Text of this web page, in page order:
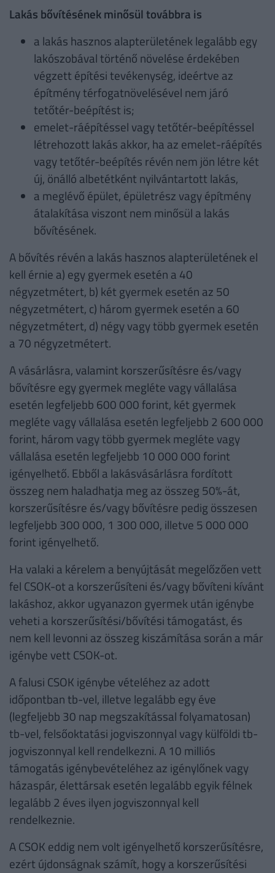
Lakás bővítésének minősül továbbra is
a lakás hasznos alapterületének legalább egy
lakószobával történő növelése érdekében
végzett építési tevékenység, ideértve az
építmény térfogatnövelésével nem járó
tetőtér-beépítést is;
emelet-ráépítéssel vagy tetőtér-beépítéssel
létrehozott lakás akkor, ha az emelet-ráépítés
vagy tetőtér-beépítés révén nem jön létre két
új, önálló albetétként nyilvántartott lakás,
a meglévő épület, épületrész vagy építmény
átalakítása viszont nem minősül a lakás
bővítésének.
A bővítés révén a lakás hasznos alapterületének el
kell érnie a) egy gyermek esetén a 40
négyzetmétert, b) két gyermek esetén az 50
négyzetmétert, c) három gyermek esetén a 60
négyzetmétert, d) négy vagy több gyermek esetén
a 70 négyzetmétert.
A vásárlásra, valamint korszerűsítésre és/vagy
bővítésre egy gyermek megléte vagy vállalása
esetén legfeljebb 600 000 forint, két gyermek
megléte vagy vállalása esetén legfeljebb 2 600 000
forint, három vagy több gyermek megléte vagy
vállalása esetén legfeljebb 10 000 000 forint
igényelhető. Ebből a lakásvásárlásra fordított
összeg nem haladhatja meg az összeg 50%-át,
korszerűsítésre és/vagy bővítésre pedig összesen
legfeljebb 300 000, 1 300 000, illetve 5 000 000
forint igényelhető.
Ha valaki a kérelem a benyújtását megelőzően vett
fel CSOK-ot a korszerűsíteni és/vagy bővíteni kívánt
lakáshoz, akkor ugyanazon gyermek után igénybe
veheti a korszerűsítési/bővítési támogatást, és
nem kell levonni az összeg kiszámítása során a már
igénybe vett CSOK-ot.
A falusi CSOK igénybe vételéhez az adott
időpontban tb-vel, illetve legalább egy éve
(legfeljebb 30 nap megszakítással folyamatosan)
tb-vel, felsőoktatási jogviszonnyal vagy külföldi tb-
jogviszonnyal kell rendelkezni. A 10 milliós
támogatás igénybevételéhez az igénylőnek vagy
házaspár, élettársak esetén legalább egyik félnek
legalább 2 éves ilyen jogviszonnyal kell
rendelkeznie.
A CSOK eddig nem volt igényelhető korszerűsítésre,
ezért újdonságnak számít, hogy a korszerűsítési